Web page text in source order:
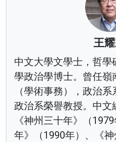
王
中文大學文學士，哲
學政治學博士。曾任嶺
（學術事務），政治
政治系榮譽教授。中文
《神州三十年》（
年》（1990年）、《